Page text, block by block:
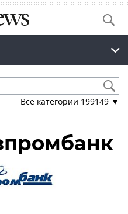
Все категории 199149 ▼